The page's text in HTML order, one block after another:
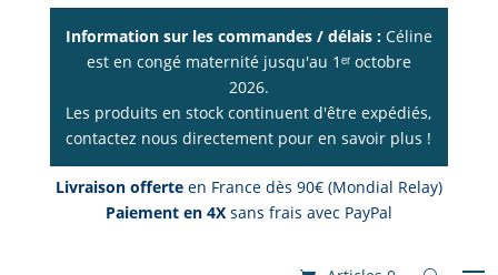
Information sur les commandes / délais : Céline
est en congé maternité jusqu'au 1ᵉʳ octobre
2026.
Les produits en stock continuent d'être expédiés,
contactez nous directement pour en savoir plus !
Livraison offerte en France dès 90€ (Mondial Relay)
Paiement en 4X sans frais avec PayPal